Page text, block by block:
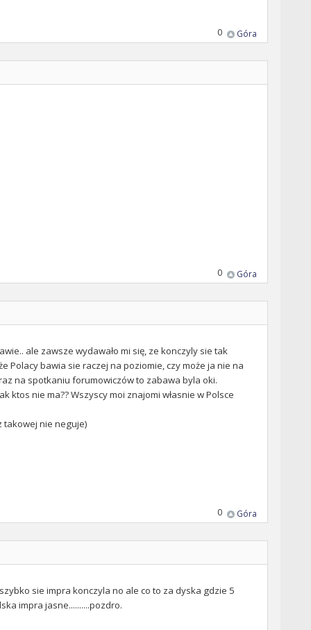
Góra
0
Góra
0
ale zawsze wydawało mi się, ze konczyly sie tak
Polacy bawia sie raczej na poziomie, czy może ja nie na
na spotkaniu forumowiczów to zabawa byla oki.
ktos nie ma?? Wszyscy moi znajomi własnie w Polsce
takowej nie neguje)
Góra
0
sie impra konczyla no ale co to za dyska gdzie 5
impra jasne..........pozdro.